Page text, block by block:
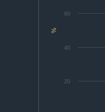
%
20
40
60